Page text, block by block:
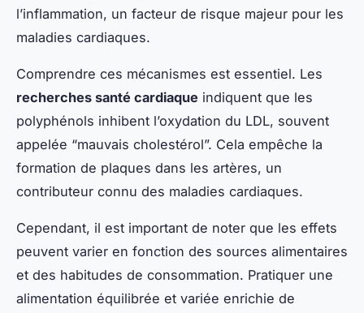
l’inflammation, un facteur de risque majeur pour les
maladies cardiaques.
Comprendre ces mécanismes est essentiel. Les
recherches santé cardiaque indiquent que les
polyphénols inhibent l’oxydation du LDL, souvent
appelée “mauvais cholestérol”. Cela empêche la
formation de plaques dans les artères, un
contributeur connu des maladies cardiaques.
Cependant, il est important de noter que les effets
peuvent varier en fonction des sources alimentaires
et des habitudes de consommation. Pratiquer une
alimentation équilibrée et variée enrichie de